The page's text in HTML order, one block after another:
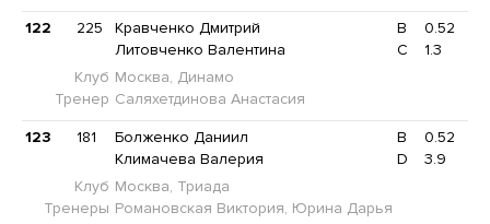
122 225 Кравченко Дмитрий B
0.52
Литовченко Валентина
C
1.3
Клуб Москва, Динамо
Тренер Саляхетдинова Анастасия
123 181 Болженко Даниил B
0.52
Климачева Валерия
D
3.9
Клуб Москва, Триада
Тренеры Романовская Виктория, Юрина Дарья